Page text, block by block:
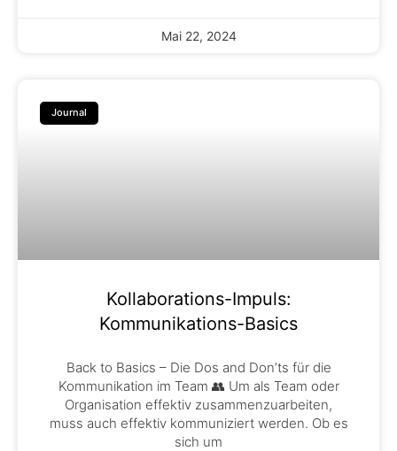
Mai 22, 2024
Journal
Kollaborations-Impuls:
Kommunikations-Basics
Back to Basics – Die Dos and Don’ts für die
Kommunikation im Team 👥 Um als Team oder
Organisation effektiv zusammenzuarbeiten,
muss auch effektiv kommuniziert werden. Ob es
sich um